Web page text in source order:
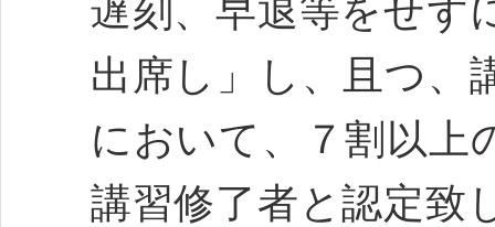
遅刻、早退等をせず
出席し」し、且つ、
において、７割以上
講習修了者と認定致